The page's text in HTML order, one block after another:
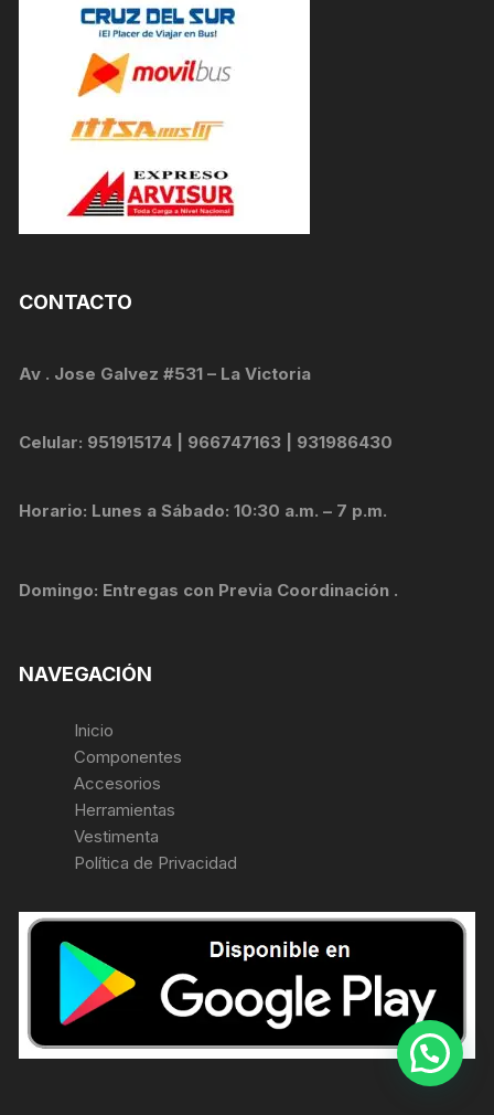
CONTACTO
Av . Jose Galvez #531 – La Victoria
Celular: 951915174 | 966747163 | 931986430
Horario: Lunes a Sábado: 10:30 a.m. – 7 p.m.
Domingo: Entregas con Previa Coordinación .
NAVEGACIÓN
Inicio
Componentes
Accesorios
Herramientas
Vestimenta
Política de Privacidad